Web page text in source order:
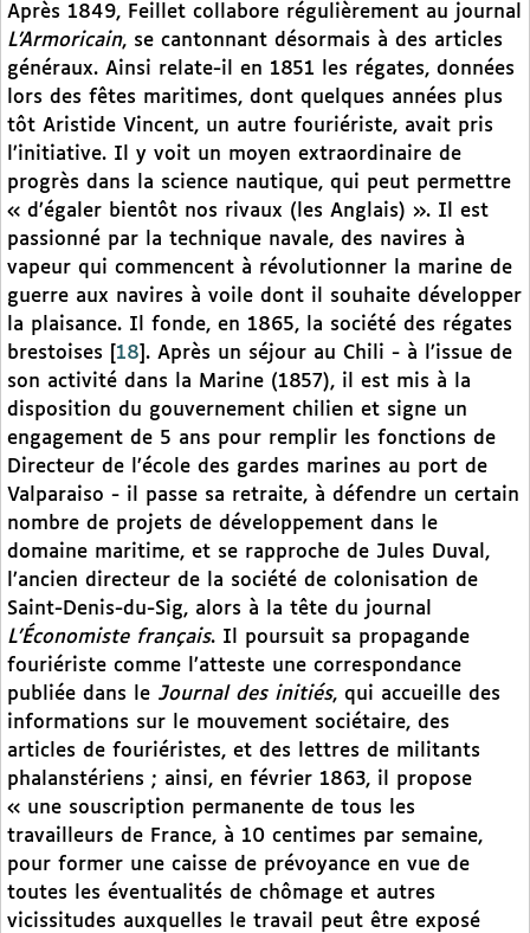
Après 1849, Feillet collabore régulièrement au journal
L’Armoricain, se cantonnant désormais à des articles
généraux. Ainsi relate-il en 1851 les régates, données
lors des fêtes maritimes, dont quelques années plus
tôt Aristide Vincent, un autre fouriériste, avait pris
l’initiative. Il y voit un moyen extraordinaire de
progrès dans la science nautique, qui peut permettre
« d’égaler bientôt nos rivaux (les Anglais) ». Il est
passionné par la technique navale, des navires à
vapeur qui commencent à révolutionner la marine de
guerre aux navires à voile dont il souhaite développer
la plaisance. Il fonde, en 1865, la société des régates
brestoises
18 . Après un séjour au Chili - à l’issue de
son activité dans la Marine (1857), il est mis à la
disposition du gouvernement chilien et signe un
engagement de 5 ans pour remplir les fonctions de
Directeur de l’école des gardes marines au port de
Valparaiso - il passe sa retraite, à défendre un certain
nombre de projets de développement dans le
domaine maritime, et se rapproche de Jules Duval,
l’ancien directeur de la société de colonisation de
Saint-Denis-du-Sig, alors à la tête du journal
L’Économiste français. Il poursuit sa propagande
fouriériste comme l’atteste une correspondance
publiée dans le Journal des initiés, qui accueille des
informations sur le mouvement sociétaire, des
articles de fouriéristes, et des lettres de militants
phalanstériens ; ainsi, en février 1863, il propose
« une souscription permanente de tous les
travailleurs de France, à 10 centimes par semaine,
pour former une caisse de prévoyance en vue de
toutes les éventualités de chômage et autres
vicissitudes auxquelles le travail peut être exposé